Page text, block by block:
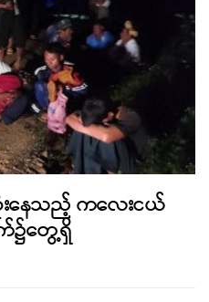
းနေသည့် ကလေးငယ်
၌တွေ့ရှိ